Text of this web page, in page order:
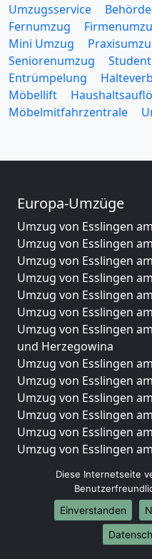
Umzugsservice
Fernumzug
Mini Umzug
Seniorenumzug
Entrümpelung
Möbellift
Möbelmitfahrzentrale
Europa-Umzüge
Umzug von Esslingen
Umzug von Esslingen
Umzug von Esslingen
Umzug von Esslingen
Umzug von Esslingen
Umzug von Esslingen
Umzug von Esslingen
und Herzegowina
Umzug von Esslingen
Umzug von Esslingen
Umzug von Esslingen
Umzug von Esslingen
Umzug von Esslingen
Umzug von Esslingen
Umzug von Esslingen
Umzug von Esslingen
Umzug von Esslingen
Umzug von Esslingen
Diese Internetseite
Einverstanden